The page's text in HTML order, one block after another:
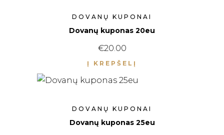
DOVANŲ KUPONAI
Dovanų kuponas 20eu
€20.00
Į KREPŠELĮ
DOVANŲ KUPONAI
Dovanų kuponas 25eu